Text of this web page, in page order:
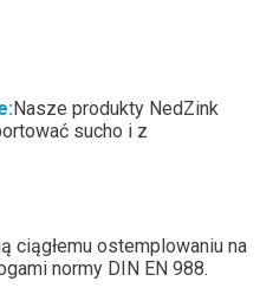
:Nasze produkty NedZink
sucho i z
ciągłemu ostemplowaniu na
normy DIN EN 988.